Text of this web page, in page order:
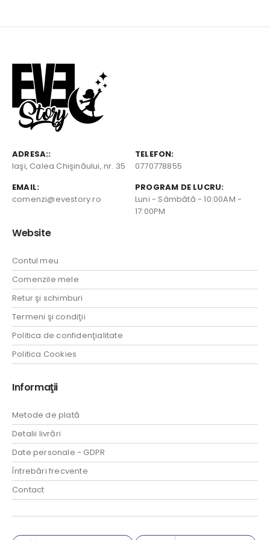
ADRESA::
Iaşi, Calea Chişinăului, nr. 35
TELEFON:
0770778855
EMAIL:
comenzi@evestory.ro
PROGRAM DE LUCRU:
Luni - Sâmbătă - 10:00AM -
17:00PM
Website
Contul meu
Comenzile mele
Retur şi schimburi
Termeni şi condiţii
Politica de confidenţialitate
Politica Cookies
Informaţii
Metode de plată
Detalii livrări
Date personale - GDPR
Întrebări frecvente
Contact